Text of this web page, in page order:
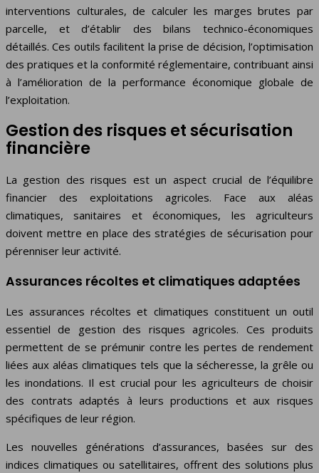
interventions culturales, de calculer les marges brutes par
parcelle, et d’établir des bilans technico-économiques
détaillés. Ces outils facilitent la prise de décision, l’optimisation
des pratiques et la conformité réglementaire, contribuant ainsi
à l’amélioration de la performance économique globale de
l’exploitation.
Gestion des risques et sécurisation
financière
La gestion des risques est un aspect crucial de l’équilibre
financier des exploitations agricoles. Face aux aléas
climatiques, sanitaires et économiques, les agriculteurs
doivent mettre en place des stratégies de sécurisation pour
pérenniser leur activité.
Assurances récoltes et climatiques adaptées
Les assurances récoltes et climatiques constituent un outil
essentiel de gestion des risques agricoles. Ces produits
permettent de se prémunir contre les pertes de rendement
liées aux aléas climatiques tels que la sécheresse, la grêle ou
les inondations. Il est crucial pour les agriculteurs de choisir
des contrats adaptés à leurs productions et aux risques
spécifiques de leur région.
Les nouvelles générations d’assurances, basées sur des
indices climatiques ou satellitaires, offrent des solutions plus